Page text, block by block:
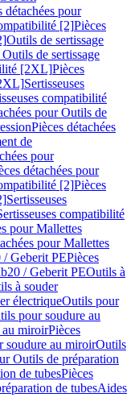
détachées pour
[2]Pièces
Outils de sertissage
de sertissage
[2XL]Pièces
Sertisseuses
compatibilité
pour Outils de
Pièces détachées
de
pour
détachées pour
[2]Pièces
Sertisseuses
compatibilité
pour Mallettes
pour Mallettes
Geberit PEPièces
/ Geberit PEOutils à
à souder
électriqueOutils pour
pour soudure au
au miroirPièces
soudure au miroirOutils
Outils de préparation
de tubesPièces
de tubesAides